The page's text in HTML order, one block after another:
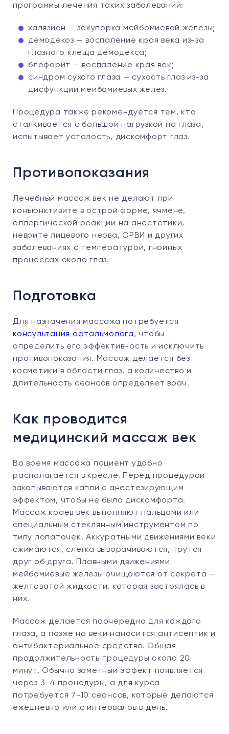
программы лечения таких заболеваний:
халязион — закупорка мейбомиевой железы;
демодекоз — воспаление края века из-за
глазного клеща демодекса;
блефарит — воспаление края век;
синдром сухого глаза — сухость глаз из-за
дисфункции мейбомиевых желез.
Процедура также рекомендуется тем, кто
сталкивается с большой нагрузкой на глаза,
испытывает усталость, дискомфорт глаз.
Противопоказания
Лечебный массаж век не делают при
конъюнктивите в острой форме, ячмене,
аллергической реакции на анестетики,
неврите лицевого нерва, ОРВИ и других
заболеваниях с температурой, гнойных
процессах около глаз.
Подготовка
Для назначения массажа потребуется
консультация офтальмолога, чтобы
определить его эффективность и исключить
противопоказания. Массаж делается без
косметики в области глаз, а количество и
длительность сеансов определяет врач.
Как проводится
медицинский массаж век
Во время массажа пациент удобно
располагается в кресле. Перед процедурой
закапываются капли с анестезирующим
эффектом, чтобы не было дискомфорта.
Массаж краев век выполняют пальцами или
специальным стеклянным инструментом по
типу лопаточек. Аккуратными движениями веки
сжимаются, слегка выворачиваются, трутся
друг об друга. Плавными движениями
мейбомиевые железы очищаются от секрета —
желтоватой жидкости, которая застоялась в
них.
Массаж делается поочередно для каждого
глаза, а позже на веки наносится антисептик и
антибактериальное средство. Общая
продолжительность процедуры около 20
минут. Обычно заметный эффект появляется
через 3-4 процедуры, а для курса
потребуется 7-10 сеансов, которые делаются
ежедневно или с интервалов в день.